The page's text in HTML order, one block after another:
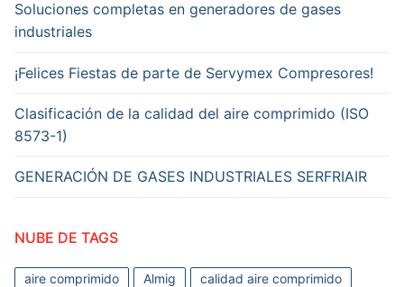
Soluciones completas en generadores de gases
industriales
¡Felices Fiestas de parte de Servymex Compresores!
Clasificación de la calidad del aire comprimido (ISO
8573-1)
GENERACIÓN DE GASES INDUSTRIALES SERFRIAIR
NUBE DE TAGS
aire comprimido Almig
calidad aire comprimido